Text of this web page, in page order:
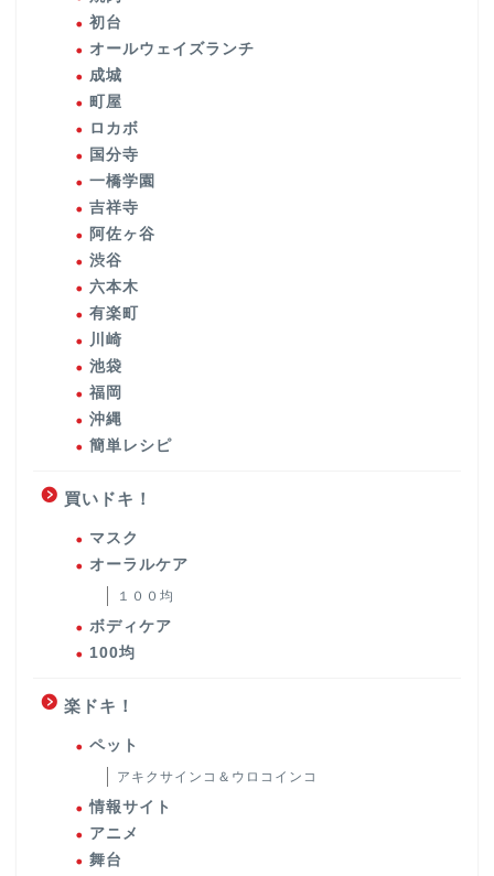
初台
オールウェイズランチ
成城
町屋
ロカボ
国分寺
一橋学園
吉祥寺
阿佐ヶ谷
渋谷
六本木
有楽町
川崎
池袋
福岡
沖縄
簡単レシピ
買いドキ！
マスク
オーラルケア
１００均
ボディケア
100均
楽ドキ！
ペット
アキクサインコ＆ウロコインコ
情報サイト
アニメ
舞台